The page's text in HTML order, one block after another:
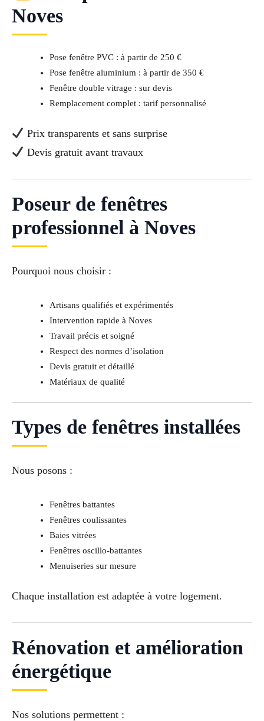
Noves
Pose fenêtre PVC : à partir de 250 €
Pose fenêtre aluminium : à partir de 350 €
Fenêtre double vitrage : sur devis
Remplacement complet : tarif personnalisé
Prix transparents et sans surprise
Devis gratuit avant travaux
Poseur de fenêtres
professionnel à Noves
Pourquoi nous choisir :
Artisans qualifiés et expérimentés
Intervention rapide à Noves
Travail précis et soigné
Respect des normes d’isolation
Devis gratuit et détaillé
Matériaux de qualité
Types de fenêtres installées
Nous posons :
Fenêtres battantes
Fenêtres coulissantes
Baies vitrées
Fenêtres oscillo-battantes
Menuiseries sur mesure
Chaque installation est adaptée à votre logement.
Rénovation et amélioration
énergétique
Nos solutions permettent :